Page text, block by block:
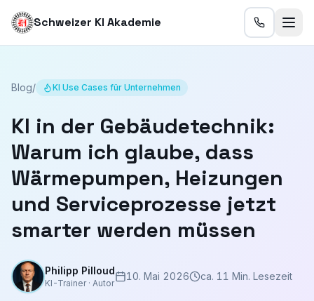
Schweizer KI Akademie
Blog/ KI Use Cases für Unternehmen
KI in der Gebäudetechnik:
Warum ich glaube, dass
Wärmepumpen, Heizungen
und Serviceprozesse jetzt
smarter werden müssen
Philipp Pilloud
KI-Trainer · Autor
10. Mai 2026 ca. 11 Min. Lesezeit